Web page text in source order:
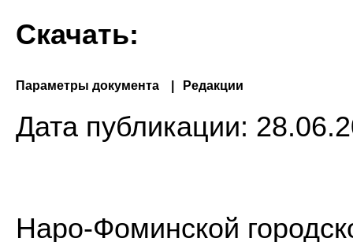
Скачать:
Параметры документа Редакции
Дата публикации:
Наро-Фоминской